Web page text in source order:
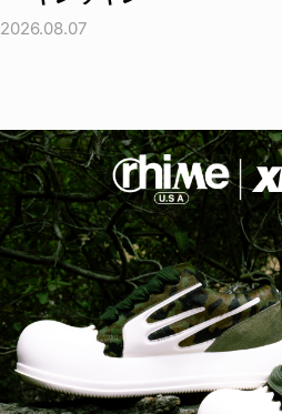
2026.08.07